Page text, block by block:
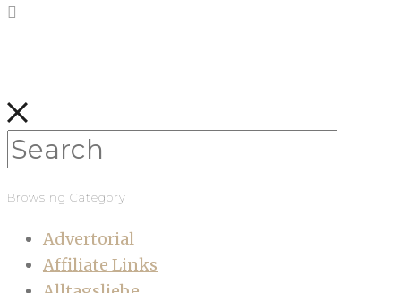
Browsing Category
Advertorial
Affiliate Links